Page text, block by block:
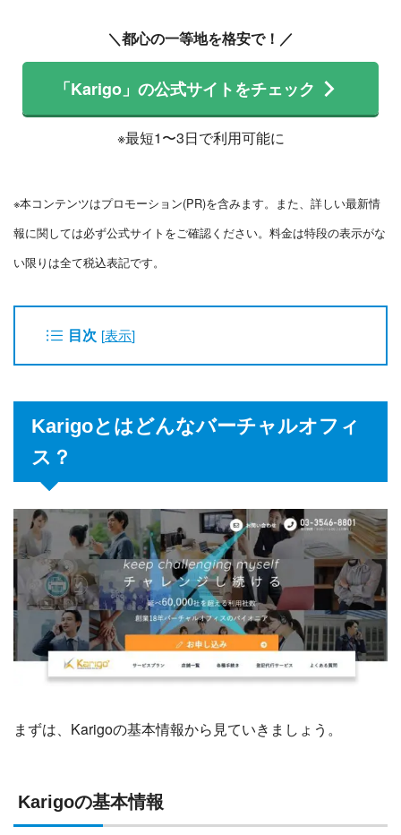
＼都心の一等地を格安で！／
「Karigo」の公式サイトをチェック
※最短1〜3日で利用可能に
※本コンテンツはプロモーション(PR)を含みます。また、詳しい最新情
報に関しては必ず公式サイトをご確認ください。料金は特段の表示がな
い限りは全て税込表記です。
目次 [表示]
Karigoとはどんなバーチャルオフィ
ス？
まずは、Karigoの基本情報から見ていきましょう。
Karigoの基本情報